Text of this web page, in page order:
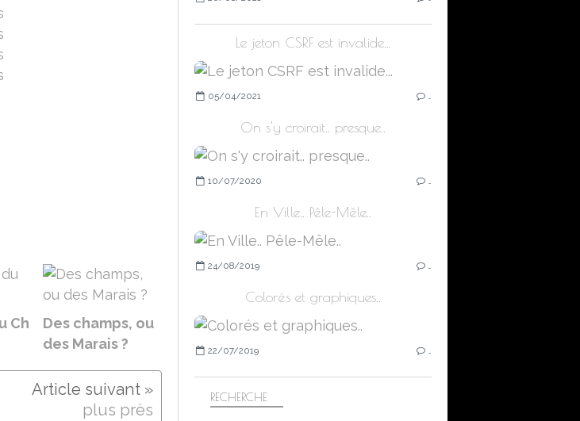
Ch
Des champs, ou
des Marais ?
plus près
RECHERCHE
Le jeton CSRF est invalide...
05/04/2021
On s'y croirait.. presque..
10/07/2020
En Ville.. Pêle-Mêle..
24/08/2019
Colorés et graphiques..
22/07/2019